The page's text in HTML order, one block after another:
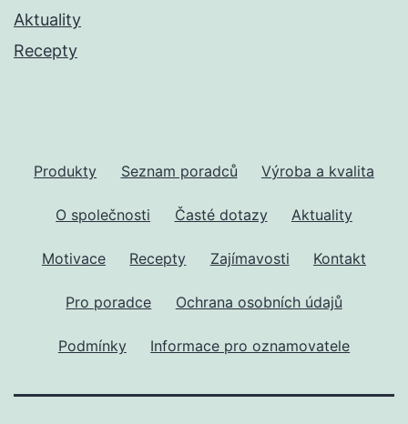
Aktuality
Recepty
Produkty Seznam poradců Výroba a kvalita
O společnosti Časté dotazy Aktuality
Motivace Recepty Zajímavosti Kontakt
Pro poradce Ochrana osobních údajů
Podmínky Informace pro oznamovatele